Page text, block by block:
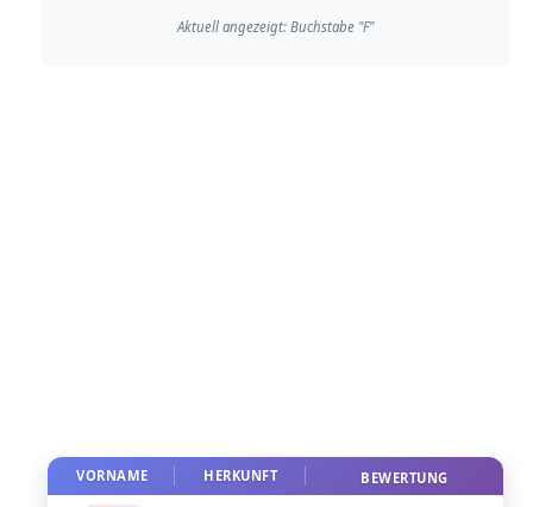
Aktuell angezeigt: Buchstabe "F"
VORNAME HERKUNFT BEWERTUNG